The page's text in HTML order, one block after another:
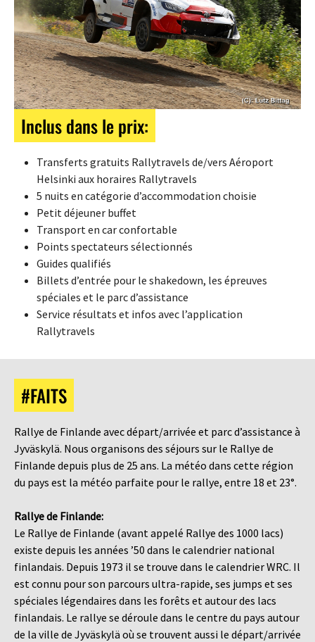
Inclus dans le prix:
Transferts gratuits Rallytravels de/vers Aéroport
Helsinki aux horaires Rallytravels
5 nuits en catégorie d’accommodation choisie
Petit déjeuner buffet
Transport en car confortable
Points spectateurs sélectionnés
Guides qualifiés
Billets d’entrée pour le shakedown, les épreuves
spéciales et le parc d’assistance
Service résultats et infos avec l’application
Rallytravels
#FAITS
Rallye de Finlande avec départ/arrivée et parc d’assistance à
Jyväskylä. Nous organisons des séjours sur le Rallye de
Finlande depuis plus de 25 ans. La météo dans cette région
du pays est la météo parfaite pour le rallye, entre 18 et 23°.
Rallye de Finlande:
Le Rallye de Finlande (avant appelé Rallye des 1000 lacs)
existe depuis les années ’50 dans le calendrier national
finlandais. Depuis 1973 il se trouve dans le calendrier WRC. Il
est connu pour son parcours ultra-rapide, ses jumps et ses
spéciales légendaires dans les forêts et autour des lacs
finlandais. Le rallye se déroule dans le centre du pays autour
de la ville de Jyväskylä où se trouvent aussi le départ/arrivée